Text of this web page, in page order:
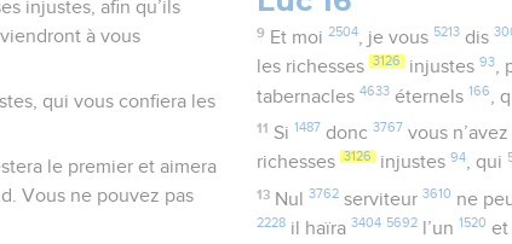
injustes, afin qu’ils
à vous
qui vous confiera les
le premier et aimera
Vous ne pouvez pas
9 Et moi 2504, je vous 5213dis
les richesses 3126 injustes93,
tabernacles4633 éternels 166 ,
11 Si 1487 donc 3767 vous n’avez
richesses 3126 injustes94, qui
13 Nul 3762serviteur 3610 ne
2228 il haïra3404 5692 l’un 1520